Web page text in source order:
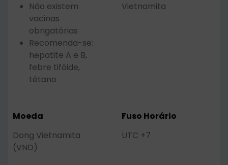
Não existem
vacinas
obrigatórias
Recomenda-se:
hepatite A e B,
febre tifóide,
tétano
Vietnamita
Moeda
Dong Vietnamita
(VND)
Fuso Horário
UTC +7